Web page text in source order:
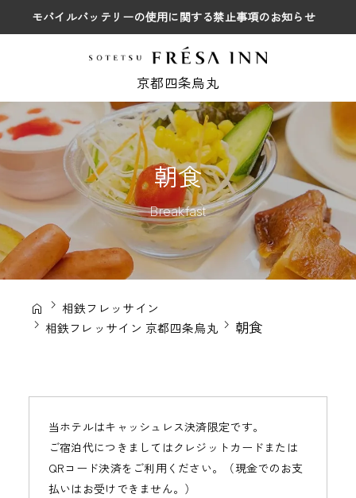
モバイルバッテリーの使用に関する禁止事項のお知らせ
京都四条烏丸
朝食
Breakfast
相鉄フレッサイン
相鉄フレッサイン 京都四条烏丸
朝食
当ホテルはキャッシュレス決済限定です。
ご宿泊代につきましてはクレジットカードまたは
QRコード決済をご利用ください。（現金でのお支
払いはお受けできません。）